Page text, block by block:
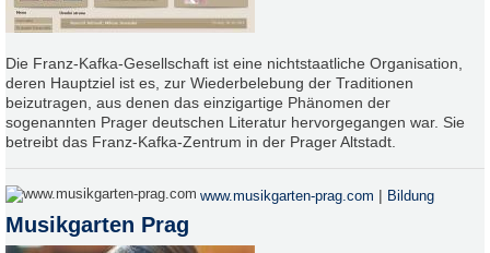
Die Franz-Kafka-Gesellschaft ist eine nichtstaatliche Organisation,
deren Hauptziel ist es, zur Wiederbelebung der Traditionen
beizutragen, aus denen das einzigartige Phänomen der
sogenannten Prager deutschen Literatur hervorgegangen war. Sie
betreibt das Franz-Kafka-Zentrum in der Prager Altstadt.
www.musikgarten-prag.com | Bildung
Musikgarten Prag